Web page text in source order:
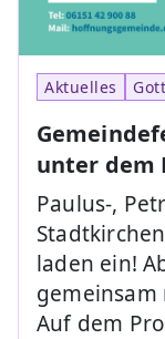
Aktuelles
unter dem
Paulus-,
laden ein!
gemeinsam
Auf dem